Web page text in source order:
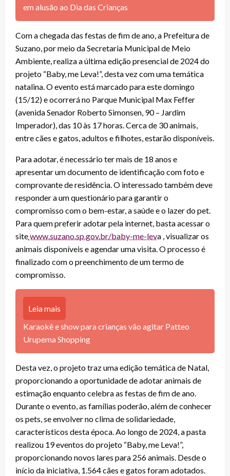
em alusão ao Dia das Crianças
Com a chegada das festas de fim de ano, a Prefeitura de
Suzano, por meio da Secretaria Municipal de Meio
Ambiente, realiza a última edição presencial de 2024 do
projeto “Baby, me Leva!”, desta vez com uma temática
natalina. O evento está marcado para este domingo
(15/12) e ocorrerá no Parque Municipal Max Feffer
(avenida Senador Roberto Simonsen, 90 – Jardim
Imperador), das 10 às 17 horas. Cerca de 30 animais,
entre cães e gatos, adultos e filhotes, estarão disponíveis.
Para adotar, é necessário ter mais de 18 anos e
apresentar um documento de identificação com foto e
comprovante de residência. O interessado também deve
responder a um questionário para garantir o
compromisso com o bem-estar, a saúde e o lazer do pet.
Para quem preferir adotar pela internet, basta acessar o
sitewww.suzano.sp.gov.br/baby-me-leva , visualizar os
animais disponíveis e agendar uma visita. O processo é
finalizado com o preenchimento de um termo de
compromisso.
Leia mais
Karaokê e show para crianças vão agitar Patteo
Urupema Shopping
Desta vez, o projeto traz uma edição temática de Natal,
proporcionando a oportunidade de adotar animais de
estimação enquanto celebra as festas de fim de ano.
Durante o evento, as famílias poderão, além de conhecer
os pets, se envolver no clima de solidariedade,
característicos desta época. Ao longo de 2024, a pasta
realizou 19 eventos do projeto “Baby, me Leva!”,
proporcionando novos lares para 256 animais. Desde o
início da iniciativa, 1.564 cães e gatos foram adotados.